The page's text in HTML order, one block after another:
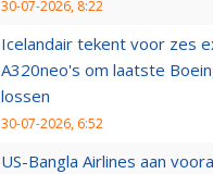
30-07-2026, 8:22
Icelandair tekent voor zes
A320neo's om laatste
lossen
30-07-2026, 6:52
US-Bangla Airlines aan